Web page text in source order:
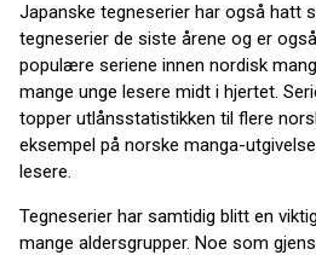
Japanske tegneserier har også hatt
tegneserier de siste årene og er
populære seriene innen nordisk
mange unge lesere midt i hjertet.
topper utlånsstatistikken til flere
eksempel på norske manga-
lesere.
Tegneserier har samtidig blitt en
mange aldersgrupper. Noe som